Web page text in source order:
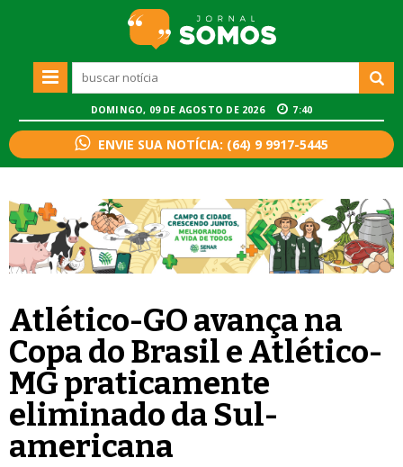
DOMINGO, 09 DE AGOSTO DE 2026 7:40
ENVIE SUA NOTÍCIA: (64) 9 9917-5445
Atlético-GO avança na
Copa do Brasil e Atlético-
MG praticamente
eliminado da Sul-
americana